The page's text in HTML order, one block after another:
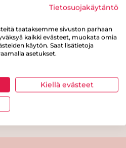
3 g
Tietosuojakäytäntö
taataksemme sivuston parhaan
kaikki evästeet, muokata omia
käytön. Saat lisätietoja
asetukset.
Kiellä evästeet